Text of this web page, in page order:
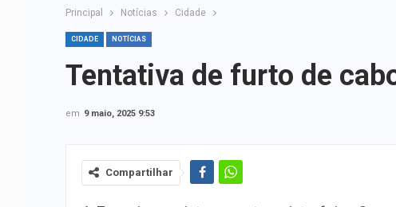
Principal Notícias Cidade
CIDADE NOTÍCIAS
Tentativa de furto de
em 9 maio, 2025 9:53
Compartilhar